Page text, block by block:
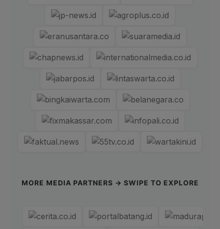
MORE MEDIA PARTNERS → SWIPE TO EXPLORE